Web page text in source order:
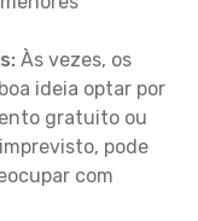
Às vezes, os
ideia optar por
gratuito ou
pode
com